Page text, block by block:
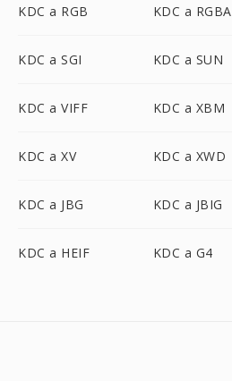
KDC a RGB KDC a RGBA
KDC a SGI KDC a SUN
KDC a VIFF KDC a XBM
KDC a XV KDC a XWD
KDC a JBG KDC a JBIG
KDC a HEIF KDC a G4